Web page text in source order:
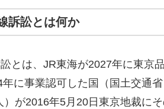
訴訟とは何か
とは、JR東海が2027年に東京
に事業認可した国（国土交通
）が2016年5月20日東京地裁に